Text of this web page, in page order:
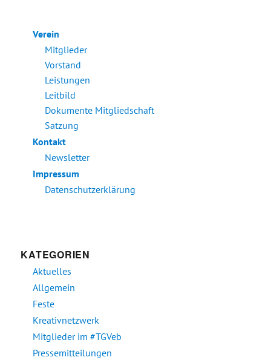
Verein
Mitglieder
Vorstand
Leistungen
Leitbild
Dokumente Mitgliedschaft
Satzung
Kontakt
Newsletter
Impressum
Datenschutzerklärung
KATEGORIEN
Aktuelles
Allgemein
Feste
Kreativnetzwerk
Mitglieder im #TGVeb
Pressemitteilungen